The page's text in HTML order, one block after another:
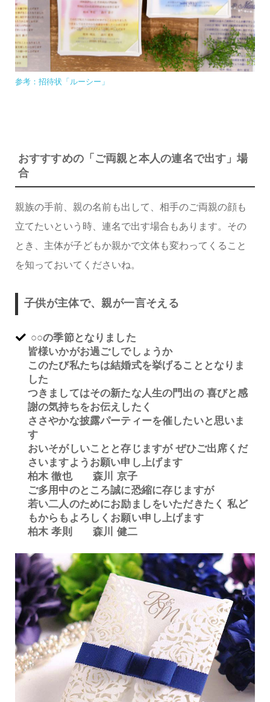
参考：招待状「ルーシー」
おすすすめの「ご両親と本人の連名で出す」場
合
親族の手前、親の名前も出して、相手のご両親の顔も
立てたいという時、連名で出す場合もあります。その
とき、主体が子どもか親かで文体も変わってくること
を知っておいてくださいね。
子供が主体で、親が一言そえる
○○の季節となりました
皆様いかがお過ごしでしょうか
このたび私たちは結婚式を挙げることとなりま
した
つきましてはその新たな人生の門出の 喜びと感
謝の気持ちをお伝えしたく
ささやかな披露パーティーを催したいと思いま
す
おいそがしいことと存じますが ぜひご出席くだ
さいますようお願い申し上げます
柏木 徹也 森川 京子
ご多用中のところ誠に恐縮に存じますが
若い二人のためにお励ましをいただきたく 私ど
もからもよろしくお願い申し上げます
柏木 孝則 森川 健二